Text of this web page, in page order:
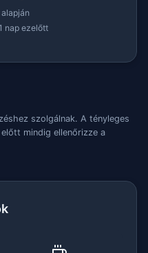
nap ezelőtt
szolgálnak. A tényleges
mindig ellenőrizze a